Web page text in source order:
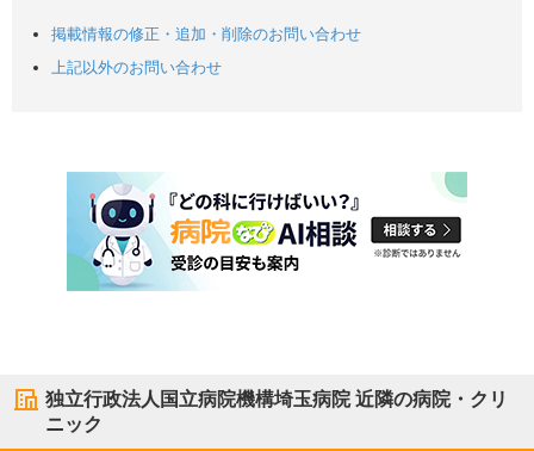
掲載情報の修正・追加・削除のお問い合わせ
上記以外のお問い合わせ
独立行政法人国立病院機構埼玉病院近隣の病院・クリ
ニック